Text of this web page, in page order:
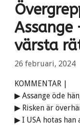
Assange
värsta
26 februari, 2024
KOMMENTAR |
▶ Assange öde
▶ Risken är
▶ I USA hotas han